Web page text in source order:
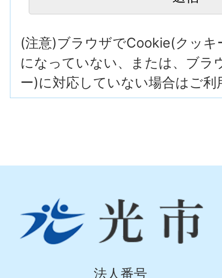
(注意)ブラウザでCookie(クッキ
になっていない、または、ブラ
ー)に対応していない場合はご利
市
Hikari
法人番号